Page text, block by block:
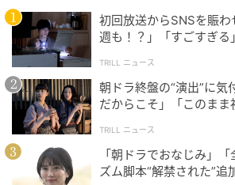
NHK総合 ドラマ10『コンビニ兄弟
こがね村店』毎週火曜よる10時〜
NHK ONE（新NHKプラス）同時見
はNHKオンデマンドで配信
次の記事
#1 子どもの実名と顔を
な？なんて心配していたら
初回放送からSNSを賑
週も！？」「すごすぎる
TRILL ニュース
朝ドラ終盤の“演出”に気
だからこそ」「このまま
TRILL ニュース
「朝ドラでおなじみ」
ズム脚本“解禁された”追